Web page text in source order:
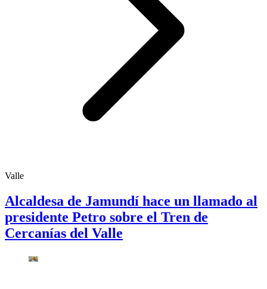
Valle
Alcaldesa de Jamundí hace un llamado al
presidente Petro sobre el Tren de
Cercanías del Valle